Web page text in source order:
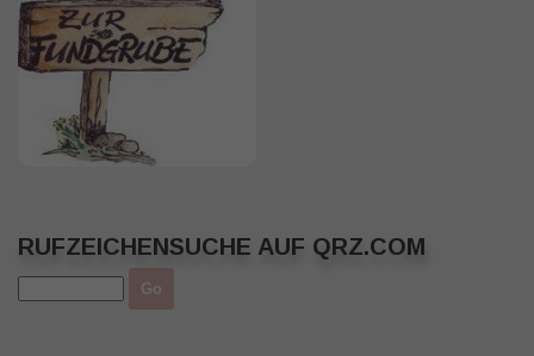
RUFZEICHENSUCHE AUF QRZ.COM